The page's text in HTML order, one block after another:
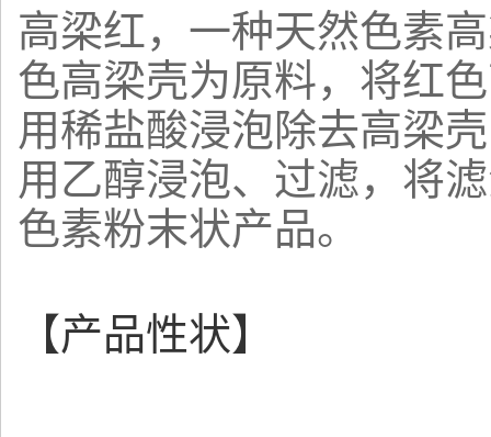
高梁红，一种天然色素
色高梁壳为原料，将红
用稀盐酸浸泡除去高梁
用乙醇浸泡、过滤，将
色素粉末状产品。
【产品性状】